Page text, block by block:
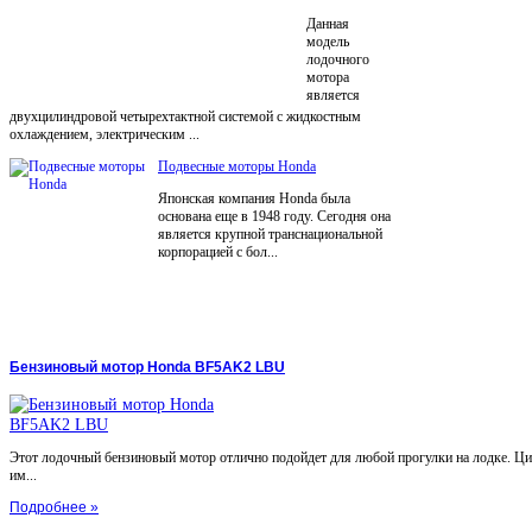
Данная
модель
лодочного
мотора
является
двухцилиндровой четырехтактной системой с жидкостным
охлаждением, электрическим ...
Подвесные моторы Honda
Японская компания Honda была
основана еще в 1948 году. Сегодня она
является крупной транснациональной
корпорацией с бол...
Бензиновый мотор Honda BF5AK2 LBU
Этот лодочный бензиновый мотор отлично подойдет для любой прогулки на лодке.
им...
Подробнее »